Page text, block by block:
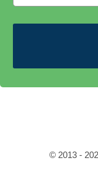
© 2013 -